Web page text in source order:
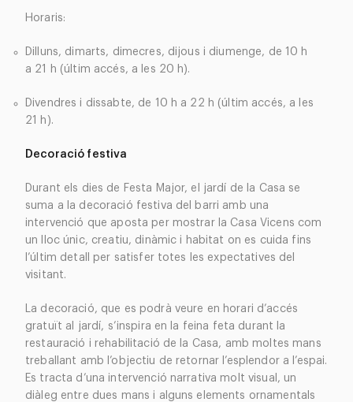
Horaris:
Dilluns, dimarts, dimecres, dijous i diumenge, de 10 h
a 21 h (últim accés, a les 20 h).
Divendres i dissabte, de 10 h a 22 h (últim accés, a les
21 h).
Decoració festiva
Durant els dies de Festa Major, el jardí de la Casa se
suma a la decoració festiva del barri amb una
intervenció que aposta per mostrar la Casa Vicens com
un lloc únic, creatiu, dinàmic i habitat on es cuida fins
l’últim detall per satisfer totes les expectatives del
visitant.
La decoració, que es podrà veure en horari d’accés
gratuït al jardí, s’inspira en la feina feta durant la
restauració i rehabilitació de la Casa, amb moltes mans
treballant amb l’objectiu de retornar l’esplendor a l’espai.
Es tracta d’una intervenció narrativa molt visual, un
diàleg entre dues mans i alguns elements ornamentals